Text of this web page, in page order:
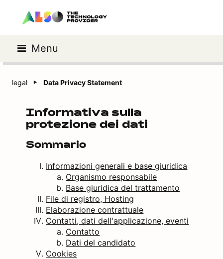
Menu
legal Data Privacy Statement
Informativa sulla
protezione dei dati
Sommario
Informazioni generali e base giuridica
Organismo responsabile
Base giuridica del trattamento
File di registro, Hosting
Elaborazione contrattuale
Contatti, dati dell'applicazione, eventi
Contatto
Dati del candidato
Cookies